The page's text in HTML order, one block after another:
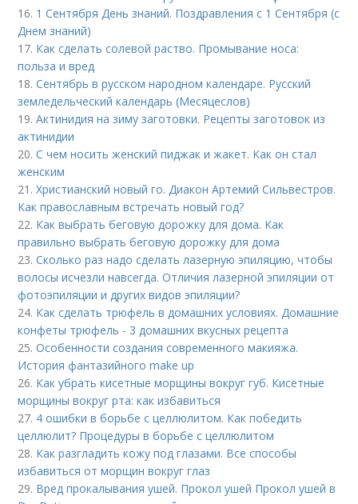
16. 1 Сентября День знаний. Поздравления с 1 Сентября (с
Днем знаний)
17. Как сделать солевой раство. Промывание носа:
польза и вред
18.Сентябрь в русском народном календаре. Русский
земледельческий календарь (Месяцеслов)
19.Актинидия на зиму заготовки. Рецепты заготовок из
актинидии
20.С чем носить женский пиджак и жакет. Как он стал
женским
21.Христианский новый го. Диакон Артемий Сильвестров.
Как православным встречать новый год?
22. Как выбрать беговую дорожку для дома. Как
правильно выбрать беговую дорожку для дома
23.Сколько раз надо сделать лазерную эпиляцию, чтобы
волосы исчезли навсегда. Отличия лазерной эпиляции от
фотоэпиляции и других видов эпиляции?
24. Как сделать трюфель в домашних условиях. Домашние
конфеты трюфель - 3 домашних вкусных рецепта
25.Особенности создания современного макияжа.
История фантазийного make up
26. Как убрать кисетные морщины вокруг губ. Кисетные
морщины вокруг рта: как избавиться
27. 4 ошибки в борьбе с целлюлитом. Как победить
целлюлит? Процедуры в борьбе с целлюлитом
28. Как разгладить кожу под глазами. Все способы
избавиться от морщин вокруг глаз
29. Вред прокалывания ушей. Прокол ушей Прокол ушей в